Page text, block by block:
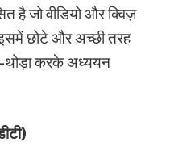
है जो वीडियो और क्विज़
छोटे और अच्छी तरह
थोड़ा करके अध्ययन